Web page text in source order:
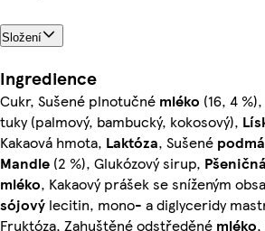
Složení
Ingredience
Cukr, Sušené plnotučné mléko (16, 4
tuky (palmový, bambucký, kokosový),
Kakaová hmota, Laktóza, Sušené
Mandle (2 %), Glukózový sirup, Pšeničná
mléko, Kakaový prášek se sníženým
sójový lecitin, mono- a diglyceridy
Fruktóza, Zahuštěné odstředěné mléko,